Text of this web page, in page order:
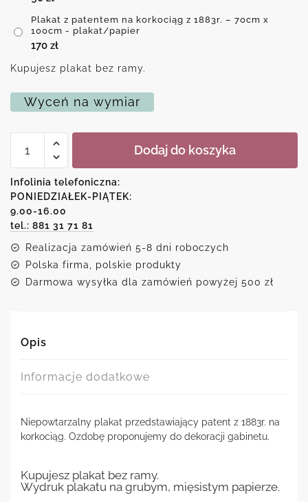
Plakat z patentem na korkociąg z 1883r. – 70cm x
100cm - plakat/papier
170 zł
Kupujesz plakat bez ramy.
Wyceń na wymiar
Plakat
na
korkociąg
z
1883r.
Dodaj do koszyka
Infolinia telefoniczna:
PONIEDZIAŁEK-PIĄTEK:
9.00-16.00
tel.: 881 31 71 81
Realizacja zamówień 5-8 dni roboczych
Polska firma, polskie produkty
Darmowa wysyłka dla zamówień powyżej 500 zł
Opis
Informacje dodatkowe
Niepowtarzalny plakat przedstawiający patent z 1883r. na
korkociąg. Ozdobę proponujemy do dekoracji gabinetu.
Kupujesz plakat bez ramy.
Wydruk plakatu na grubym, mięsistym papierze.